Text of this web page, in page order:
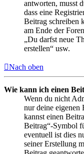
antworten, musst
dass eine
Beitrag schreiben
am Ende der
„Du darfst neue
erstellen“ usw.
Nach oben
Wie kann ich einen
Wenn du nicht
nur deine eigenen
kannst einen
Beitrag“-Symbol
eventuell ist dies
seiner Erstellung